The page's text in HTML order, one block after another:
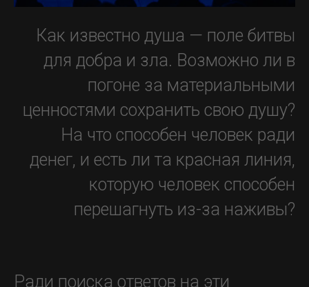
Как известно душа — поле битвы
для добра и зла. Возможно ли в
погоне за материальными
ценностями сохранить свою душу?
На что способен человек ради
денег, и есть ли та красная линия,
которую человек способен
перешагнуть из-за наживы?
Ради поиска ответов на эти